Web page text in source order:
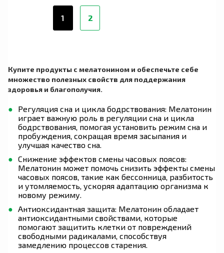
1 2
Купите продукты с мелатонином и обеспечьте себе
множество полезных свойств для поддержания
здоровья и благополучия.
Регуляция сна и цикла бодрствования: Мелатонин
играет важную роль в регуляции сна и цикла
бодрствования, помогая установить режим сна и
пробуждения, сокращая время засыпания и
улучшая качество сна.
Снижение эффектов смены часовых поясов:
Мелатонин может помочь снизить эффекты смены
часовых поясов, такие как бессонница, разбитость
и утомляемость, ускоряя адаптацию организма к
новому режиму.
Антиоксидантная защита: Мелатонин обладает
антиоксидантными свойствами, которые
помогают защитить клетки от повреждений
свободными радикалами, способствуя
замедлению процессов старения.